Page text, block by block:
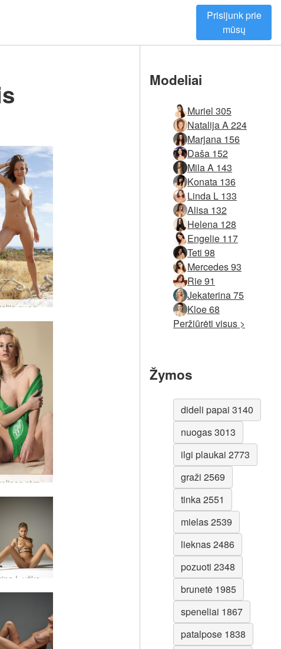
Prisijunk prie
mūsų
Natalija nuoga prerijų mergina #6
Karolinos rėmėjas #44
Modeliai
Muriel 305
Natalija A 224
Marjana 156
Daša 152
Mila A 143
Konata 136
Linda L 133
Alisa 132
Helena 128
Engelie 117
Teti 98
Mercedes 93
Rie 91
Jekaterina 75
Kloe 68
Peržiūrėti visus >
Žymos
dideli papai 3140
nuogas 3013
ilgi plaukai 2773
graži 2569
tinka 2551
mielas 2539
lieknas 2486
pozuoti 2348
brunetė 1985
speneliai 1867
patalpose 1838